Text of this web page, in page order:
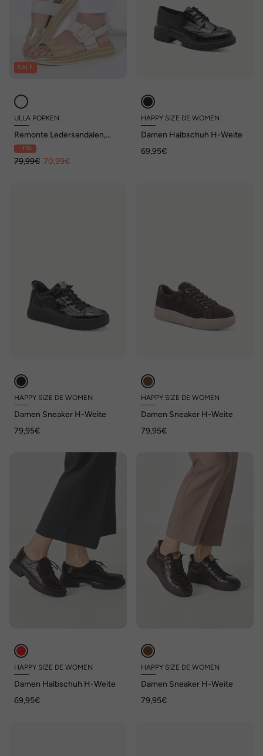
SALE
ULLA POPKEN
Remonte Ledersandalen,
Plateausohle, Klett, Weite F
1/2- 11%
79,99€ 70,99€
HAPPY SIZE DE WOMEN
Damen Halbschuh H-Weite
69,95€
HAPPY SIZE DE WOMEN
Damen Sneaker H-Weite
79,95€
HAPPY SIZE DE WOMEN
Damen Sneaker H-Weite
79,95€
HAPPY SIZE DE WOMEN
Damen Halbschuh H-Weite
69,95€
HAPPY SIZE DE WOMEN
Damen Sneaker H-Weite
79,95€